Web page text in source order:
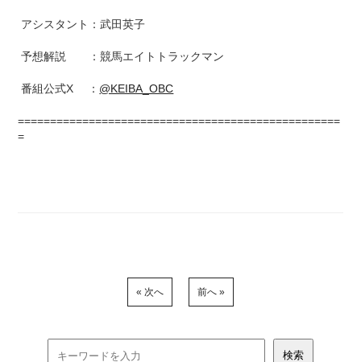
アシスタント：武田英子
予想解説 ：競馬エイトトラックマン
番組公式X ： @KEIBA_OBC
==================================================
=
« 次へ 前へ »